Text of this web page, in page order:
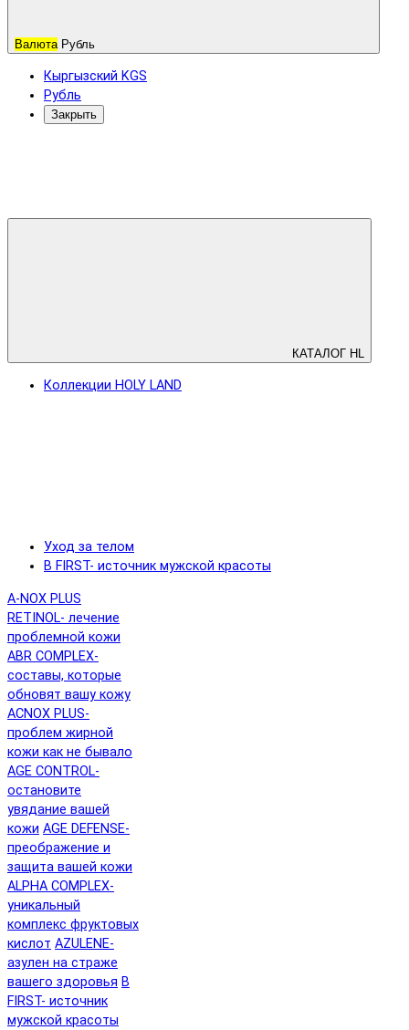
Валюта Рубль
Кыргызский KGS
Рубль
Закрыть
КАТАЛОГ HL
Коллекции HOLY LAND
Уход за телом
B FIRST- источник мужской красоты
A-NOX PLUS
RETINOL- лечение
проблемной кожи
ABR COMPLEX-
составы, которые
обновят вашу кожу
ACNOX PLUS-
проблем жирной
кожи как не бывало
AGE CONTROL-
остановите
увядание вашей
кожи AGE DEFENSE-
преображение и
защита вашей кожи
ALPHA COMPLEX-
уникальный
комплекс фруктовых
кислот AZULENE-
азулен на страже
вашего здоровья B
FIRST- источник
мужской красоты